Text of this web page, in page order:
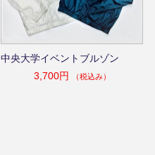
中央大学イベントブルゾン
3,700円
（税込み）